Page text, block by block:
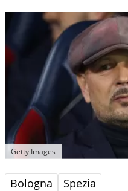
Getty Images
Bologna Spezia